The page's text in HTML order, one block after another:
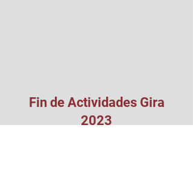
Fin de Actividades Gira
2023